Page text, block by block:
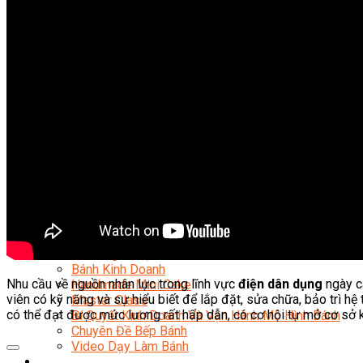
Bánh Mì Nâng Cao
Bánh Đài Loan
Bánh Kinh Doanh
Handmade Mini Cake
Master Class
Bí Quyết Kinh Doanh Và Vận Hành Mô Hình Bánh
Chuyên Đề Bếp Bánh
Video Dạy Làm Bánh
Nhu cầu về nguồn nhân lực trong lĩnh vực điện dân dụng ngày
viên có kỹ năng và sự hiểu biết để lắp đặt, sửa chữa, bảo trì hệ
có thể đạt được mức lương rất hấp dẫn, có cơ hội tự mở cơ sở